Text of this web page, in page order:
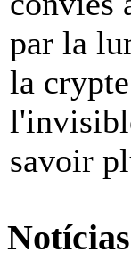
par la
la
savoir
Notícias